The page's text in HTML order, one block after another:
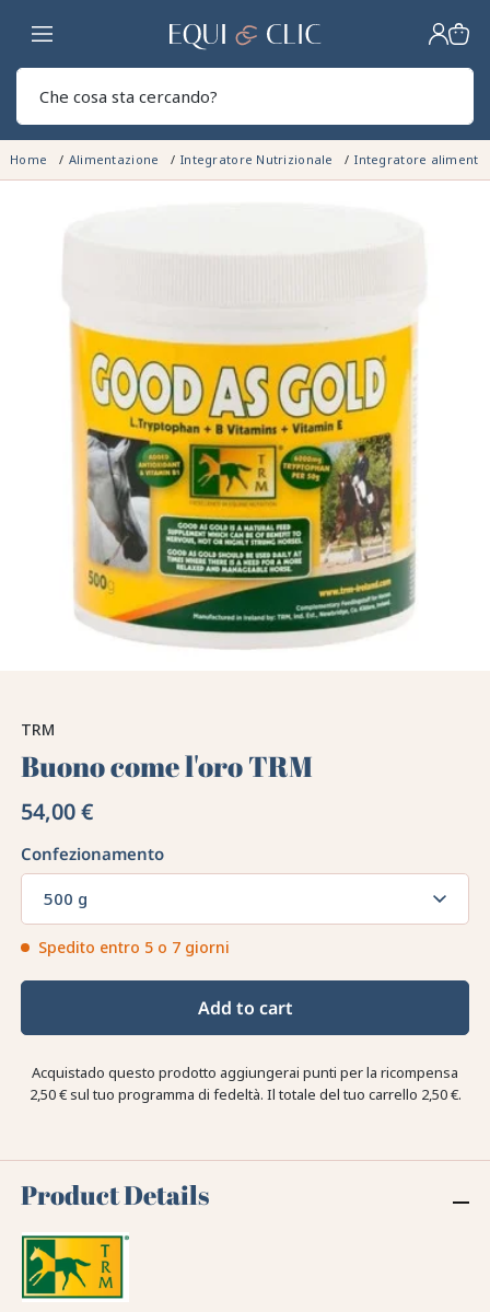
Casa
Home Alimentazione Integratore Nutrizionale Integratore
TRM
Buono come l'oro TRM
54,00 €
Confezionamento
500 g
Spedito entro 5 o 7 giorni
Add to cart
Acquistado questo prodotto aggiungerai punti per la ricompensa
2,50 €sul tuo programma di fedeltà. Il totale del tuo carrello 2,50 €.
Product Details